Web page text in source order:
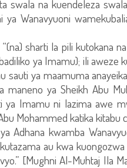
swala na kuendeleza
ya Wanavyuoni
sharti la pili kutokana
ya Imamu); ili aweze
sauti ya maamuma
maneno ya Sheikh Abu
ya Imamu ni lazima awe
Mohammed katika
Adhana kwamba
au kwa
[Mughni Al-Muhtaj Ila